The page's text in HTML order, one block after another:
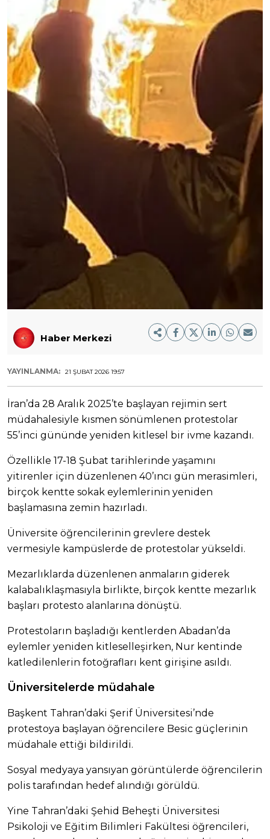
Haber Merkezi
YAYINLANMA: 21 ŞUBAT 2026 19:57
İran’da 28 Aralık 2025’te başlayan rejimin sert
müdahalesiyle kısmen sönümlenen protestolar
55’inci gününde yeniden kitlesel bir ivme kazandı.
Özellikle 17-18 Şubat tarihlerinde yaşamını
yitirenler için düzenlenen 40’ıncı gün merasimleri,
birçok kentte sokak eylemlerinin yeniden
başlamasına zemin hazırladı.
Üniversite öğrencilerinin grevlere destek
vermesiyle kampüslerde de protestolar yükseldi.
Mezarlıklarda düzenlenen anmaların giderek
kalabalıklaşmasıyla birlikte, birçok kentte mezarlık
başları protesto alanlarına dönüştü.
Protestoların başladığı kentlerden Abadan’da
eylemler yeniden kitleselleşirken, Nur kentinde
katledilenlerin fotoğrafları kent girişine asıldı.
Üniversitelerde müdahale
Başkent Tahran’daki Şerif Üniversitesi’nde
protestoya başlayan öğrencilere Besic güçlerinin
müdahale ettiği bildirildi.
Sosyal medyaya yansıyan görüntülerde öğrencilerin
polis tarafından hedef alındığı görüldü.
Yine Tahran’daki Şehid Beheşti Üniversitesi
Psikoloji ve Eğitim Bilimleri Fakültesi öğrencileri,